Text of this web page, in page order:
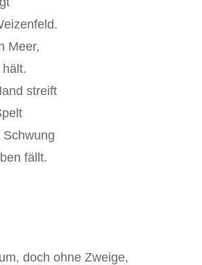
Meer,
streift
fällt.
doch ohne Zweige,